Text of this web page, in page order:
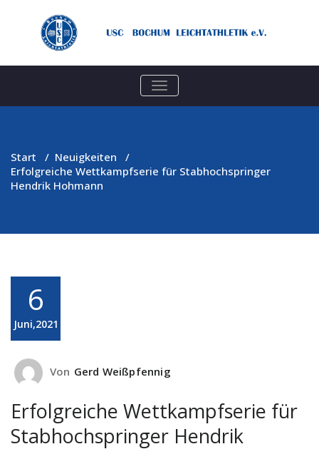
TOGGLE
NAVIGATION
Start / Neuigkeiten /
Erfolgreiche Wettkampfserie für Stabhochspringer
Hendrik Hohmann
6
Juni,2021
Von Gerd Weißpfennig
Erfolgreiche Wettkampfserie für
Stabhochspringer Hendrik